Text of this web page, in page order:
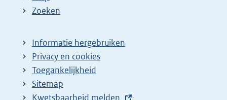
Zoeken
Informatie hergebruiken
Privacy en cookies
Toegankelijkheid
Sitemap
E
Kwetsbaarheid melden